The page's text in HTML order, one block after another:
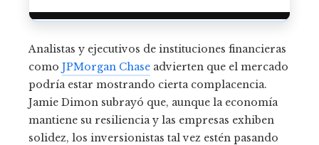
Analistas y ejecutivos de instituciones financieras
como JPMorgan Chase advierten que el mercado
podría estar mostrando cierta complacencia.
Jamie Dimon subrayó que, aunque la economía
mantiene su resiliencia y las empresas exhiben
solidez, los inversionistas tal vez estén pasando